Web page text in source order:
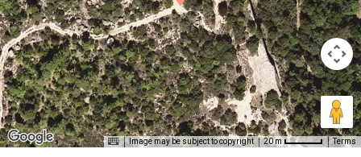
Image may be subject to copyright 20 m Terms